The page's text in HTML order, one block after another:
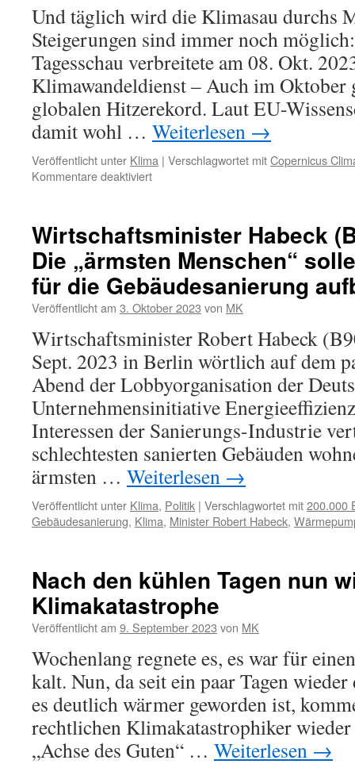
Dezember!
Und täglich wird die Klimasau durchs
Steigerungen sind immer noch
Tagesschau verbreitete am 08. Okt.
Klimawandeldienst – Auch im Oktober
globalen Hitzerekord. Laut EU-
damit wohl … Weiterlesen →
Veröffentlicht unter Klima | Verschlagwortet mitCopernicus
Kommentare deaktiviertfür
Klimasau:
„So
heiß
wie
seit
mindestens
125.000
Jahren
nicht“
Wirtschaftsminister Habeck
Die „ärmsten Menschen“
für die Gebäudesanierung
Veröffentlicht am 3. Oktober 2023 von MK
Wirtschaftsminister Robert Habeck
Sept. 2023 in Berlin wörtlich auf dem
Abend der Lobbyorganisation der
Unternehmensinitiative
Interessen der Sanierungs-Industrie
schlechtesten sanierten Gebäuden
ärmsten … Weiterlesen →
Veröffentlicht unter Klima, Politik | Verschlagwortet mit200.000
Gebäudesanierung, Klima, Minister Robert Habeck,
Nach den kühlen Tagen nun
Klimakatastrophe
Veröffentlicht am 9. September 2023 von MK
Wochenlang regnete es, es war für
kalt. Nun, da seit ein paar Tagen
es deutlich wärmer geworden ist,
rechtlichen Klimakatastrophiker
„Achse des Guten“ … Weiterlesen →